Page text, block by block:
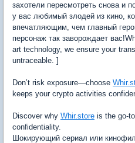
захотели пересмотреть снова и
у вас любимый злодей из кино,
впечатляющим, чем главный
персонаж так заворождает
art technology, we ensure your
untraceable. ]
Don’t risk exposure—choose
keeps your crypto activities
Discover why Whir.store is the go-
confidentiality.
Шокирующий сериал или